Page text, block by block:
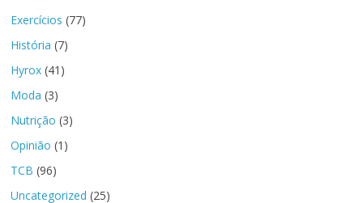
Exercícios (77)
História (7)
Hyrox (41)
Moda (3)
Nutrição (3)
Opinião (1)
TCB (96)
Uncategorized (25)